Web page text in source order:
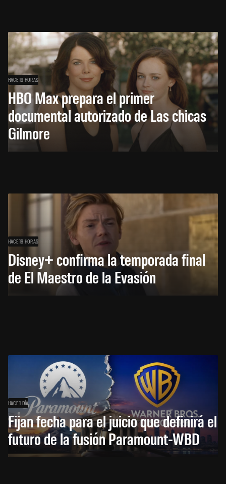
HACE 19 HORAS
HBO Max prepara el primer
documental autorizado de Las chicas
Gilmore
HACE 19 HORAS
Disney+ confirma la temporada final
de El Maestro de la Evasión
HACE 1 DÍA
Fijan fecha para el juicio que definirá el
futuro de la fusión Paramount-WBD